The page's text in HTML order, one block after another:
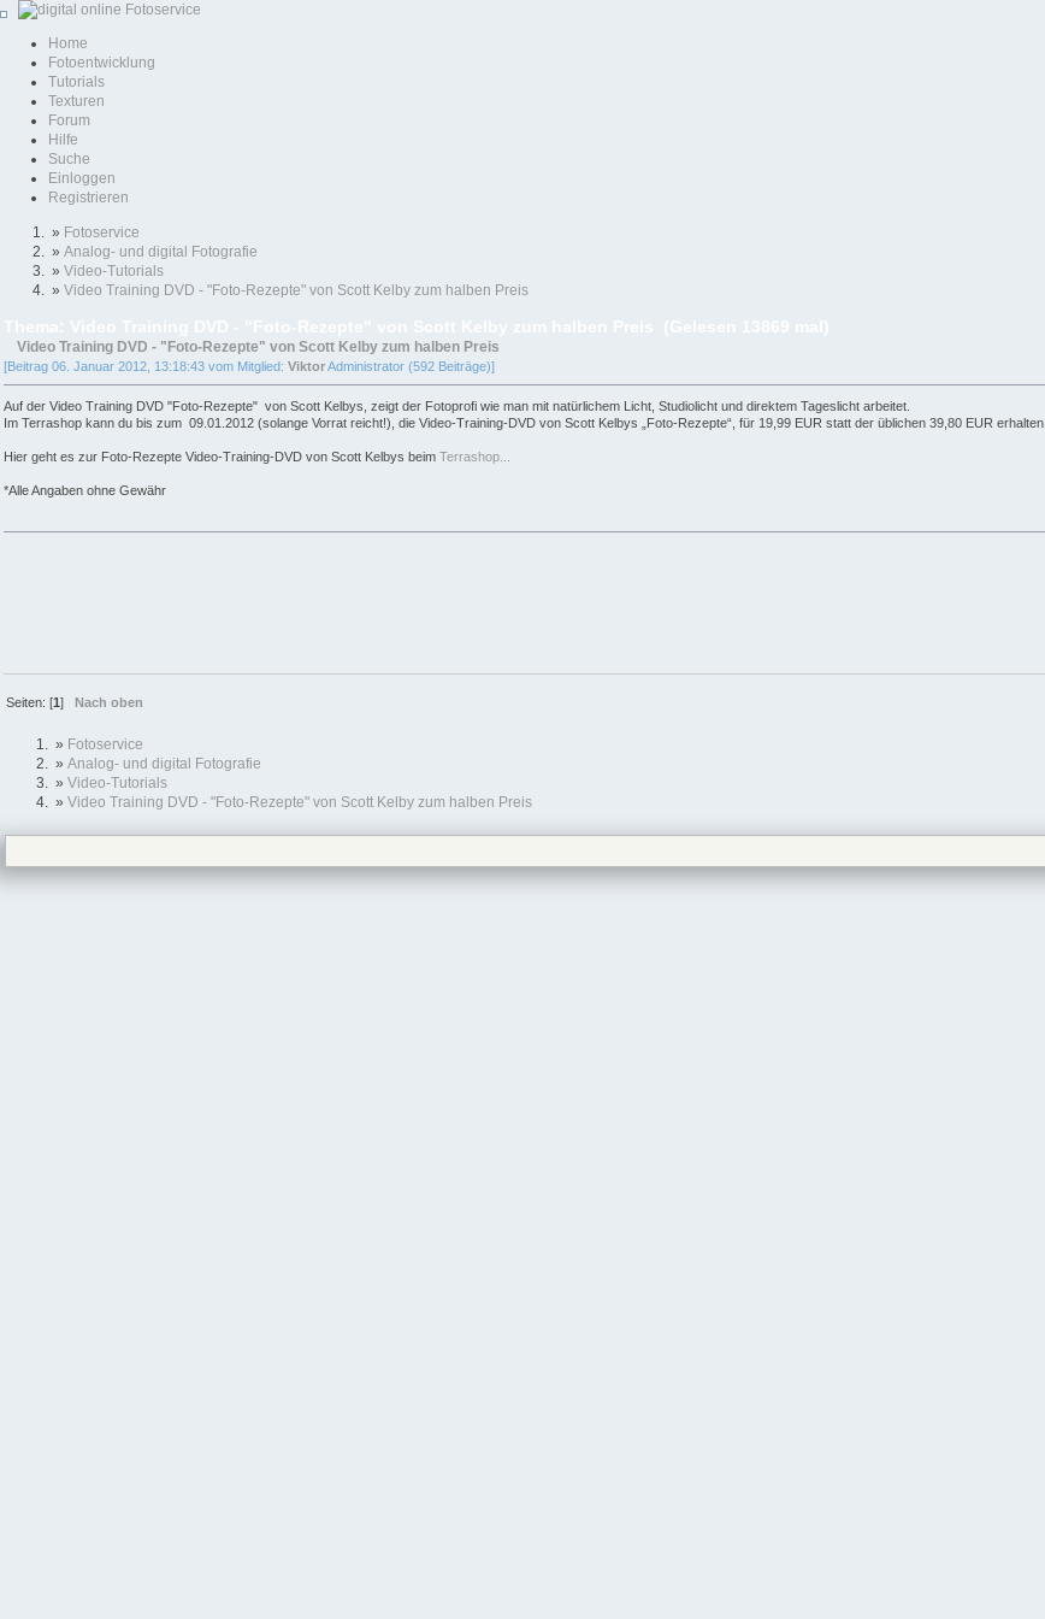
Home
Fotoentwicklung
Tutorials
Texturen
Forum
Hilfe
Suche
Einloggen
Registrieren
» Fotoservice
» Analog- und digital Fotografie
» Video-Tutorials
» Video Training DVD - "Foto-Rezepte" von Scott Kelby zum halben Preis
Video Training DVD - "Foto-Rezepte" von Scott Kelby zum halben Preis
[Beitrag 06. Januar 2012, 13:18:43 vom Mitglied: ViktorAdministrator (592 Beiträge)]
Auf der Video Training DVD "Foto-Rezepte" von Scott Kelbys, zeigt der Fotoprofi wie man mit natürlichem Licht, Studiolicht und direktem Tageslicht arbeitet.
Im Terrashop kann du bis zum 09.01.2012 (solange Vorrat reicht!), die Video-Training-DVD von Scott Kelbys „Foto-Rezepte“, für 19,99 EUR statt der üblichen 39,80 EUR erhalten.
Hier geht es zur Foto-Rezepte Video-Training-DVD von Scott Kelbys beim Terrashop...
*Alle Angaben ohne Gewähr
Seiten: [1]Nach oben
» Fotoservice
» Analog- und digital Fotografie
» Video-Tutorials
» Video Training DVD - "Foto-Rezepte" von Scott Kelby zum halben Preis